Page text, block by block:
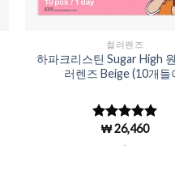
컬러렌즈
하파크리스틴 Sugar High
러렌즈 Beige (10개들
5 중에서
로 평
₩26,460